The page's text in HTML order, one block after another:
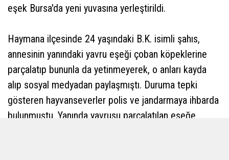
eşek Bursa'da yeni yuvasına yerleştirildi.
Haymana ilçesinde 24 yaşındaki B.K. isimli şahıs,
annesinin yanındaki yavru eşeği çoban köpeklerine
parçalatıp bununla da yetinmeyerek, o anları kayda
alıp sosyal medyadan paylaşmıştı. Duruma tepki
gösteren hayvanseverler polis ve jandarmaya ihbarda
bulunmuştu. Yanında yavrusu parçalatılan eşeğe